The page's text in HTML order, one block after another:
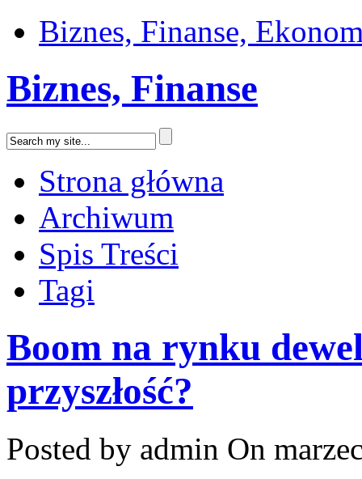
Biznes, Finanse,
Biznes, Finanse
Strona główna
Archiwum
Spis Treści
Tagi
Boom na rynku
przyszłość?
Posted by admin On